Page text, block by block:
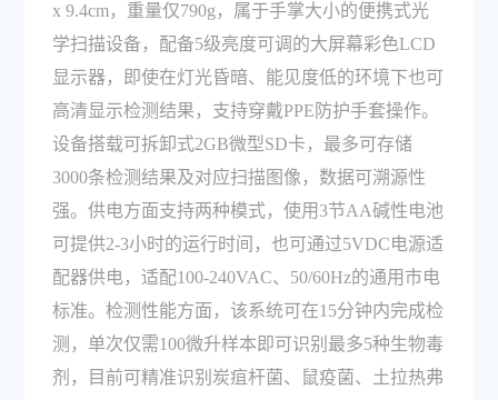
x 9.4cm，重量仅790g，属于手掌大小的便携式光
学扫描设备，配备5级亮度可调的大屏幕彩色LCD
显示器，即使在灯光昏暗、能见度低的环境下也可
高清显示检测结果，支持穿戴PPE防护手套操作。
设备搭载可拆卸式2GB微型SD卡，最多可存储
3000条检测结果及对应扫描图像，数据可溯源性
强。供电方面支持两种模式，使用3节AA碱性电池
可提供2-3小时的运行时间，也可通过5VDC电源适
配器供电，适配100-240VAC、50/60Hz的通用市电
标准。检测性能方面，该系统可在15分钟内完成检
测，单次仅需100微升样本即可识别最多5种生物毒
剂，目前可精准识别炭疽杆菌、鼠疫菌、土拉热弗